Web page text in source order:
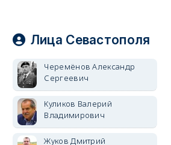
Лица Севастополя
Черемёнов Александр
Сергеевич
Куликов Валерий
Владимирович
Жуков Дмитрий